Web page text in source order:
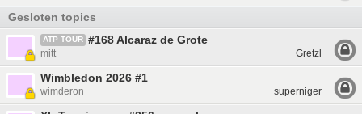
Gesloten topics
ATP TOUR #168 Alcaraz de Grote
mitt Gretzl
Wimbledon 2026 #1
wimderon superniger